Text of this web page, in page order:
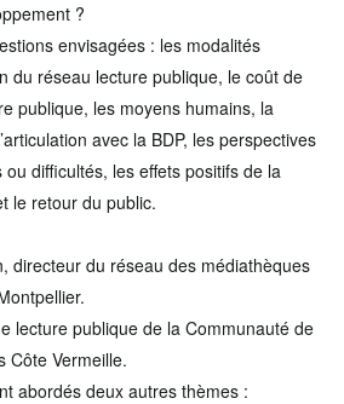
?
envisagées : les modalités
du réseau lecture publique, le coût de
publique, les moyens humains, la
avec la BDP, les perspectives
ou difficultés, les effets positifs de la
le retour du public.
directeur du réseau des médiathèques
lecture publique de la Communauté de
Côte Vermeille.
abordés deux autres thèmes :